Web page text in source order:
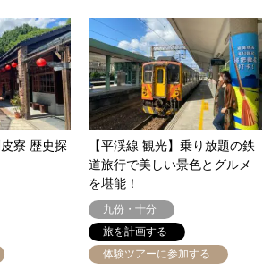
寮 歴史探
【平渓線 観光】乗り放題の鉄
道旅行で美しい景色とグルメ
を堪能！
九份・十分
旅を計画する
体験ツアーに参加する